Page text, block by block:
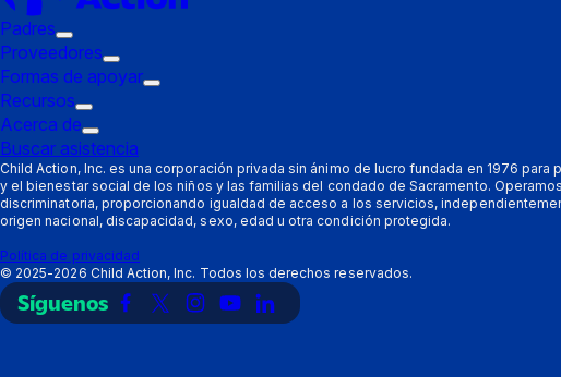
Padres
Submenú
de
disparo:
Padres
Proveedores
Submenú
Proveedores
Formas de apoyar
Formas
de
apoyar
Recursos
de
disparo:
Recursos
Acerca de
Submenú
de
disparo:
Acerca
Buscar asistencia
Child Action, Inc. es una corporación privada sin ánimo de lucro fundada en 1976 para
y el bienestar social de los niños y las familias del condado de Sacramento.
discriminatoria, proporcionando igualdad de acceso a los servicios,
origen nacional, discapacidad, sexo, edad u otra condición protegida.
Política de privacidad
© 2025-2026 Child Action, Inc. Todos los derechos reservados.
SíguenosEnlace
a
Enlace
a
Enlace
a
Enlace
a
Enlace
a